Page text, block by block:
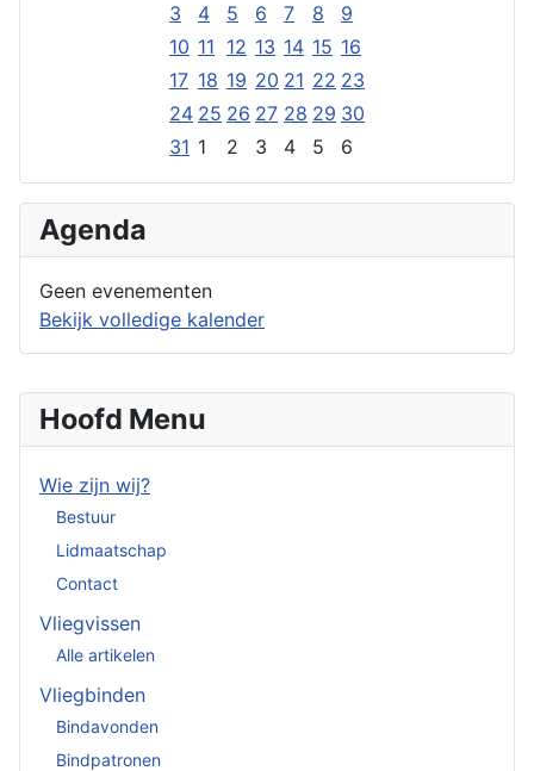
Hoofd Menu
Wie zijn wij?
Bestuur
Lidmaatschap
Contact
Vliegvissen
Alle artikelen
Vliegbinden
Bindavonden
Bindpatronen
3
4 5 6 7 8
9
10 11 12 13 14 15 16
17 18 19 20 21 22 23
24 25 26 27 28 29 30
31 1 2 3 4 5 6
Agenda
Geen evenementen
Bekijk volledige kalender